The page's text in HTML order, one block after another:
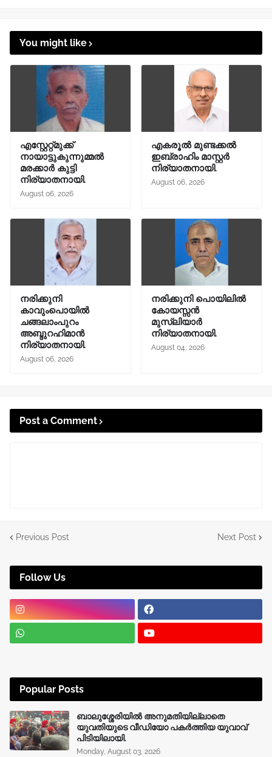
You might like
എസ്റ്റേറ്റ്മുക്ക്
നായാട്ടുകുന്നുമ്മൽ
മരക്കാർ കുട്ടി
നിര്യാതനായി.
August 06, 2026
എകരൂൽ മുണ്ടക്കൽ
ഇബ്രാഹിം മാസ്റ്റർ
നിര്യാതനായി.
August 06, 2026
നരിക്കുനി
കാവുംപൊയിൽ
ചങ്ങലാംപുറം
അബ്ദുറഹിമാൻ
നിര്യാതനായി.
August 06, 2026
നരിക്കുനി പൊയിലിൽ
കോയസ്സൻ
മുസ്ലിയാർ
നിര്യാതനായി.
August 04, 2026
Post a Comment
Previous Post Next Post
Follow Us
Popular Posts
ബാലുശ്ശേരിയിൽ അനുമതിയില്ലാതെ
യുവതിയുടെ വീഡിയോ പകർത്തിയ യുവാവ്
പിടിയിലായി.
Monday, August 03, 2026